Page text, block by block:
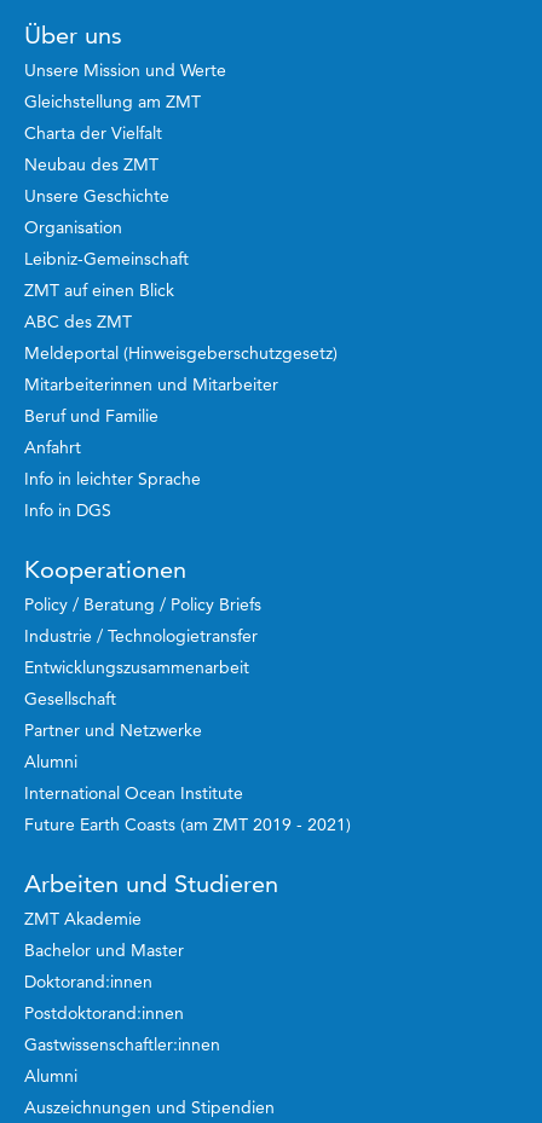
Über uns
Unsere Mission und Werte
Gleichstellung am ZMT
Charta der Vielfalt
Neubau des ZMT
Unsere Geschichte
Organisation
Leibniz-Gemeinschaft
ZMT auf einen Blick
ABC des ZMT
Meldeportal (Hinweisgeberschutzgesetz)
Mitarbeiterinnen und Mitarbeiter
Beruf und Familie
Anfahrt
Info in leichter Sprache
Info in DGS
Kooperationen
Policy / Beratung / Policy Briefs
Industrie / Technologietransfer
Entwicklungszusammenarbeit
Gesellschaft
Partner und Netzwerke
Alumni
International Ocean Institute
Future Earth Coasts (am ZMT 2019 - 2021)
Arbeiten und Studieren
ZMT Akademie
Bachelor und Master
Doktorand:innen
Postdoktorand:innen
Gastwissenschaftler:innen
Alumni
Auszeichnungen und Stipendien